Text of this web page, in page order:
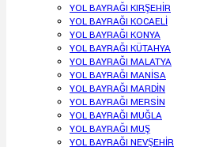
YOL BAYRAĞI KIRŞEHİR
YOL BAYRAĞI KOCAELİ
YOL BAYRAĞI KONYA
YOL BAYRAĞI KÜTAHYA
YOL BAYRAĞI MALATYA
YOL BAYRAĞI MANİSA
YOL BAYRAĞI MARDİN
YOL BAYRAĞI MERSİN
YOL BAYRAĞI MUĞLA
YOL BAYRAĞI MUŞ
YOL BAYRAĞI NEVŞEHİR